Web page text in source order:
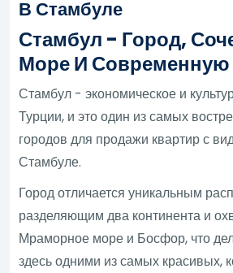
В Стамбуле
Стамбул - Город,
Море И
Стамбул - экономическое и
Турции, и это один из самых
городов для продажи квартир с
Стамбуле.
Город отличается уникальным
разделяющим два континента и
Мраморное море и Босфор, что
здесь одними из самых красивых,